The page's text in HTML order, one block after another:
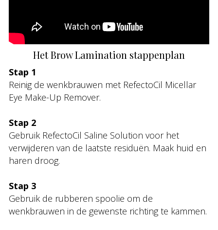
Het Brow Lamination stappenplan
Stap 1
Reinig de wenkbrauwen met RefectoCil Micellar
Eye Make-Up Remover.
Stap 2
Gebruik RefectoCil Saline Solution voor het
verwijderen van de laatste residuën. Maak huid en
haren droog.
Stap 3
Gebruik de rubberen spoolie om de
wenkbrauwen in de gewenste richting te kammen.